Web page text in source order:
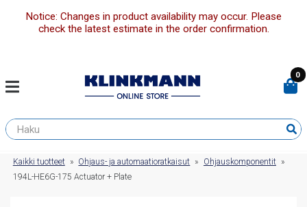
Notice: Changes in product availability may occur. Please
check the latest estimate in the order confirmation.
0
Kaikki tuotteet » Ohjaus- ja automaatioratkaisut » Ohjauskomponentit »
194L-HE6G-175 Actuator + Plate